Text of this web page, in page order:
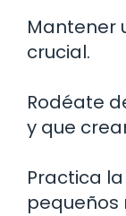
Mantener
crucial.
Rodéate
y que
Practica
pequeños